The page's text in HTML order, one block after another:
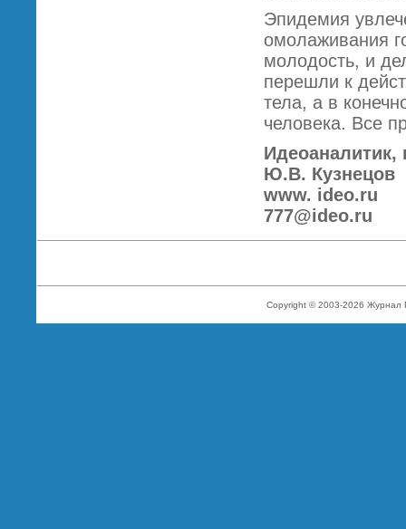
Эпидемия
омолаживания
молодость, и
перешли к
тела, а в
человека. Все
Идеоаналитик,
Ю.В. Кузнецов
www. ideo.ru
777@ideo.ru
Copyright © 2003-2026 Журнал